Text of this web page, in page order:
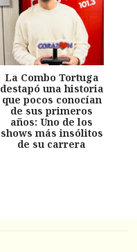
La Combo Tortuga
destapó una historia
que pocos conocían
de sus primeros
años: Uno de los
shows más insólitos
de su carrera